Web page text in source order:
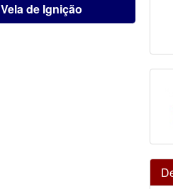
Vela de Ignição